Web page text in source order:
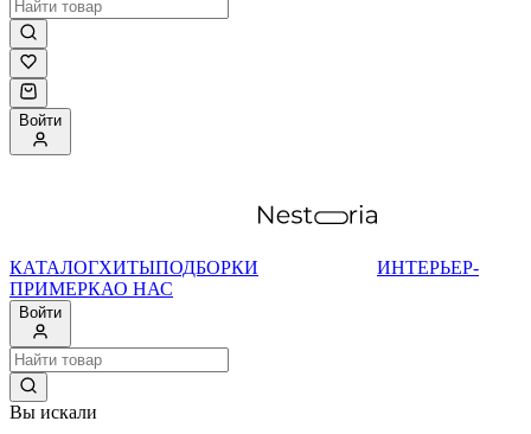
Войти
КАТАЛОГХИТЫПОДБОРКИ
ИНТЕРЬЕР-
ПРИМЕРКАО НАС
Войти
Вы искали